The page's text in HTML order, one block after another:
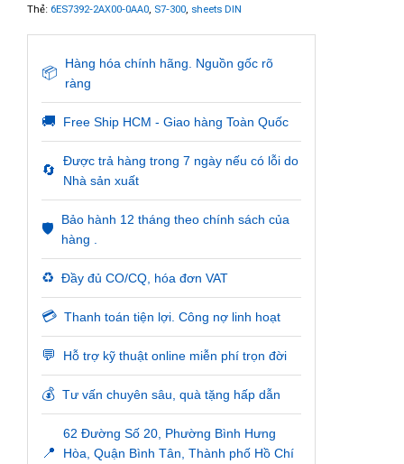
Thẻ: 6ES7392-2AX00-0AA0, S7-300, sheets DIN
📦
Hàng hóa chính hãng. Nguồn gốc rõ
ràng
🚚 Free Ship HCM - Giao hàng Toàn Quốc
🔄
Được trả hàng trong 7 ngày nếu có lỗi do
Nhà sản xuất
🛡️
Bảo hành 12 tháng theo chính sách của
hàng .
♻️ Đầy đủ CO/CQ, hóa đơn VAT
💳 Thanh toán tiện lợi. Công nợ linh hoạt
💬 Hỗ trợ kỹ thuật online miễn phí trọn đời
💰 Tư vấn chuyên sâu, quà tặng hấp dẫn
📍
62 Đường Số 20, Phường Bình Hưng
Hòa, Quận Bình Tân, Thành phố Hồ Chí